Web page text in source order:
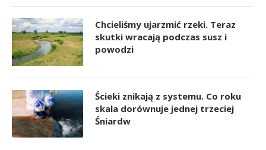
Chcieliśmy ujarzmić rzeki. Teraz
skutki wracają podczas susz i
powodzi
Ścieki znikają z systemu. Co roku
skala dorównuje jednej trzeciej
Śniardw